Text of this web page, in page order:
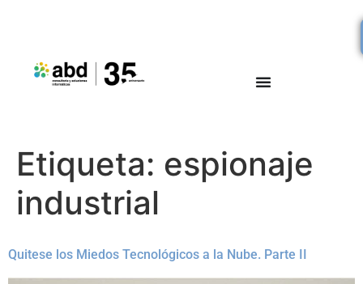
Etiqueta: espionaje
industrial
Quitese los Miedos Tecnológicos a la Nube. Parte II